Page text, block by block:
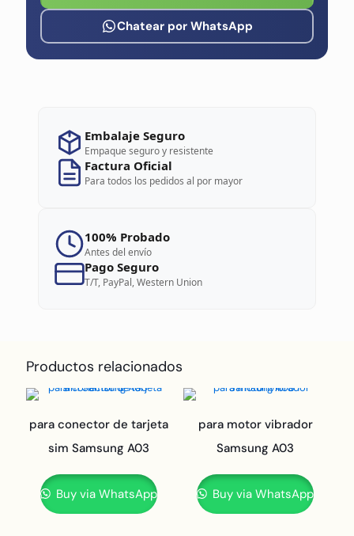
Chatear por WhatsApp
Embalaje Seguro
Empaque seguro y resistente
Factura Oficial
Para todos los pedidos al por mayor
100% Probado
Antes del envío
Pago Seguro
T/T, PayPal, Western Union
Productos relacionados
para conector de tarjeta
sim Samsung A03
Buy via WhatsApp
para motor vibrador
Samsung A03
Buy via WhatsApp